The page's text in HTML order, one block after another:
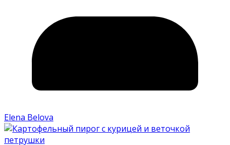
Elena Belova